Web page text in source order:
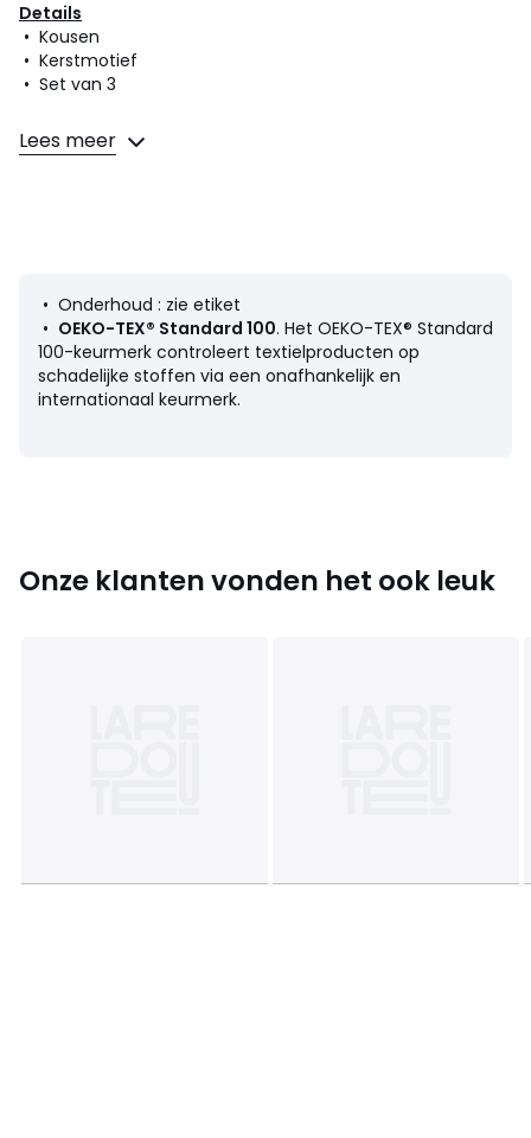
Details
• Kousen
• Kerstmotief
• Set van 3
Samenstelling en onderhoud
• Voornaamste stof : 66% katoen, 32% polyamide, 2%
Maten 35/37, 38/41
Lees meer
• Onderhoud : zie etiket
• OEKO-TEX® Standard 100. Het OEKO-TEX® Standard
100-keurmerk controleert textielproducten op
schadelijke stoffen via een onafhankelijk en
internationaal keurmerk.
Onze klanten vonden het ook leuk